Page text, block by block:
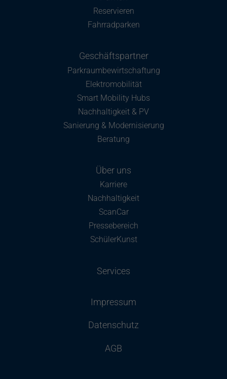
Reservieren
Fahrradparken
Geschäftspartner
Parkraumbewirtschaftung
Elektromobilität
Smart Mobility Hubs
Nachhaltigkeit & PV
Sanierung & Modernisierung
Beratung
Über uns
Karriere
Nachhaltigkeit
ScanCar
Pressebereich
SchülerKunst
Services
Impressum
Datenschutz
AGB